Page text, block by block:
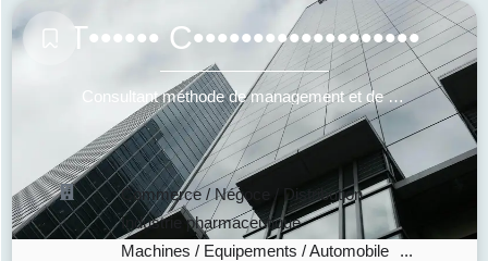
T•••••• C•••••••••••••••••••
Consultant méthode de management et de pilotage de la performance (globale, humaine, commerciale...)
Commerce / Négoce / Distribution
Industrie pharmaceutique
Machines / Equipements / Automobile
...